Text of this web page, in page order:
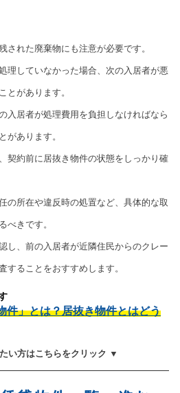
された廃棄物にも注意が必要です。
理していなかった場合、次の入居者が悪
とがあります。
入居者が処理費用を負担しなければなら
があります。
契約前に居抜き物件の状態をしっかり確
の所在や違反時の処置など、具体的な取
べきです。
し、前の入居者が近隣住民からのクレー
することをおすすめします。
件」とは？居抜き物件とはどう
い方はこちらをクリック ▼